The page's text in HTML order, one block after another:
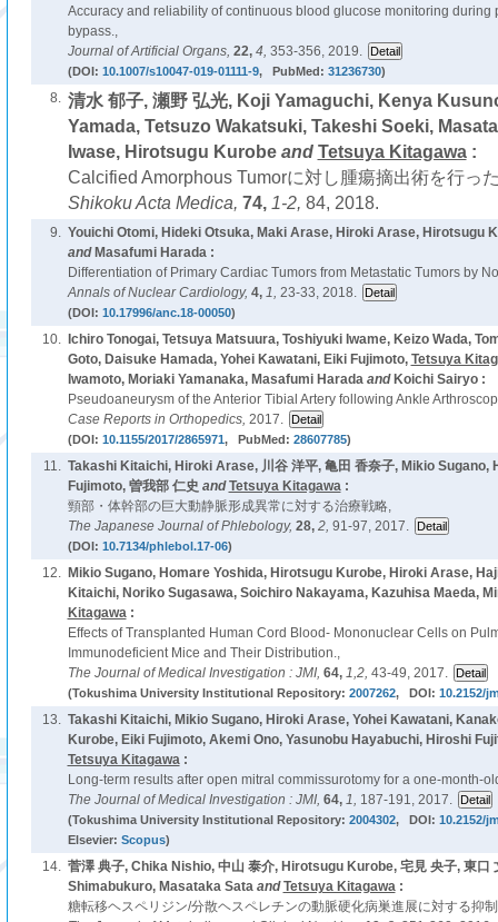
Accuracy and reliability of continuous blood glucose monitoring during
bypass.,
Journal of Artificial Organs, 22, 4, 353-356, 2019.
(DOI: 10.1007/s10047-019-01111-9, PubMed: 31236730)
8. 清水 郁子, 瀬野 弘光, Koji Yamaguchi, Kenya
Yamada, Tetsuzo Wakatsuki, Takeshi Soeki,
Iwase, Hirotsugu Kurobeand Tetsuya Kitagawa:
Calcified Amorphous Tumorに対し腫瘍摘出術を行っ
Shikoku Acta Medica, 74, 1-2, 84, 2018.
9. Youichi Otomi, Hideki Otsuka, Maki Arase, Hiroki Arase, Hirotsugu
and Masafumi Harada :
Differentiation of Primary Cardiac Tumors from Metastatic Tumors by
Annals of Nuclear Cardiology, 4, 1, 23-33, 2018.
(DOI: 10.17996/anc.18-00050)
10.
Ichiro Tonogai, Tetsuya Matsuura, Toshiyuki Iwame, Keizo Wada,
Goto, Daisuke Hamada, Yohei Kawatani, Eiki Fujimoto, Tetsuya
Iwamoto, Moriaki Yamanaka, Masafumi Haradaand Koichi Sairyo :
Pseudoaneurysm of the Anterior Tibial Artery following Ankle
Case Reports in Orthopedics, 2017.
(DOI: 10.1155/2017/2865971, PubMed: 28607785)
11. Takashi Kitaichi, Hiroki Arase, 川谷 洋平, 亀田 香奈子, Mikio Sugano,
Fujimoto, 曽我部 仁史 andTetsuya Kitagawa:
頸部・体幹部の巨大動静脈形成異常に対する治療戦略,
The Japanese Journal of Phlebology, 28, 2, 91-97, 2017.
(DOI: 10.7134/phlebol.17-06)
12.
Mikio Sugano, Homare Yoshida, Hirotsugu Kurobe, Hiroki Arase,
Kitaichi, Noriko Sugasawa, Soichiro Nakayama, Kazuhisa Maeda,
Kitagawa:
Effects of Transplanted Human Cord Blood- Mononuclear Cells on
Immunodeficient Mice and Their Distribution.,
The Journal of Medical Investigation : JMI, 64, 1,2, 43-49, 2017.
(Tokushima University Institutional Repository: 2007262, DOI: 10.2152/
13. Takashi Kitaichi, Mikio Sugano, Hiroki Arase, Yohei Kawatani,
Kurobe, Eiki Fujimoto, Akemi Ono, Yasunobu Hayabuchi, Hiroshi
Tetsuya Kitagawa:
Long-term results after open mitral commissurotomy for a one-month-
The Journal of Medical Investigation : JMI, 64, 1, 187-191, 2017.
(Tokushima University Institutional Repository: 2004302, DOI: 10.2152/
Elsevier: Scopus)
14. 菅澤 典子, Chika Nishio, 中山 泰介, Hirotsugu Kurobe, 宅見 央子, 東
Shimabukuro, Masataka SataandTetsuya Kitagawa:
糖転移ヘスペリジン/分散ヘスペレチンの動脈硬化病巣進展に対する抑